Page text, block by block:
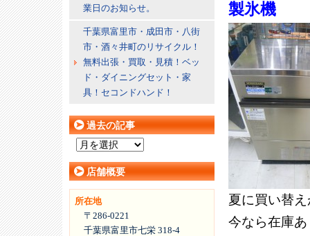
製氷機
夏に買い替
今なら在庫
業日のお知らせ。
千葉県富里市・成田市・八街
市・酒々井町のリサイクル！
無料出張・買取・見積！ベッ
ド・ダイニングセット・家
具！セコンドハンド！
過去の記事
の
記
事
店舗概要
所在地
〒286-0221
千葉県富里市七栄 318-4